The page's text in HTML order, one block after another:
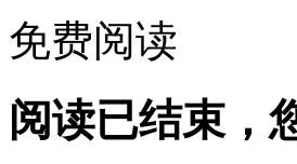
免费阅读
阅读已结束，